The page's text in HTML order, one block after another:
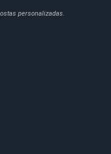
personalizadas.